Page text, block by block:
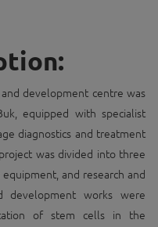
development centre was
equipped with specialist
diagnostics and treatment
was divided into three
and research and
development works were
of stem cells in the